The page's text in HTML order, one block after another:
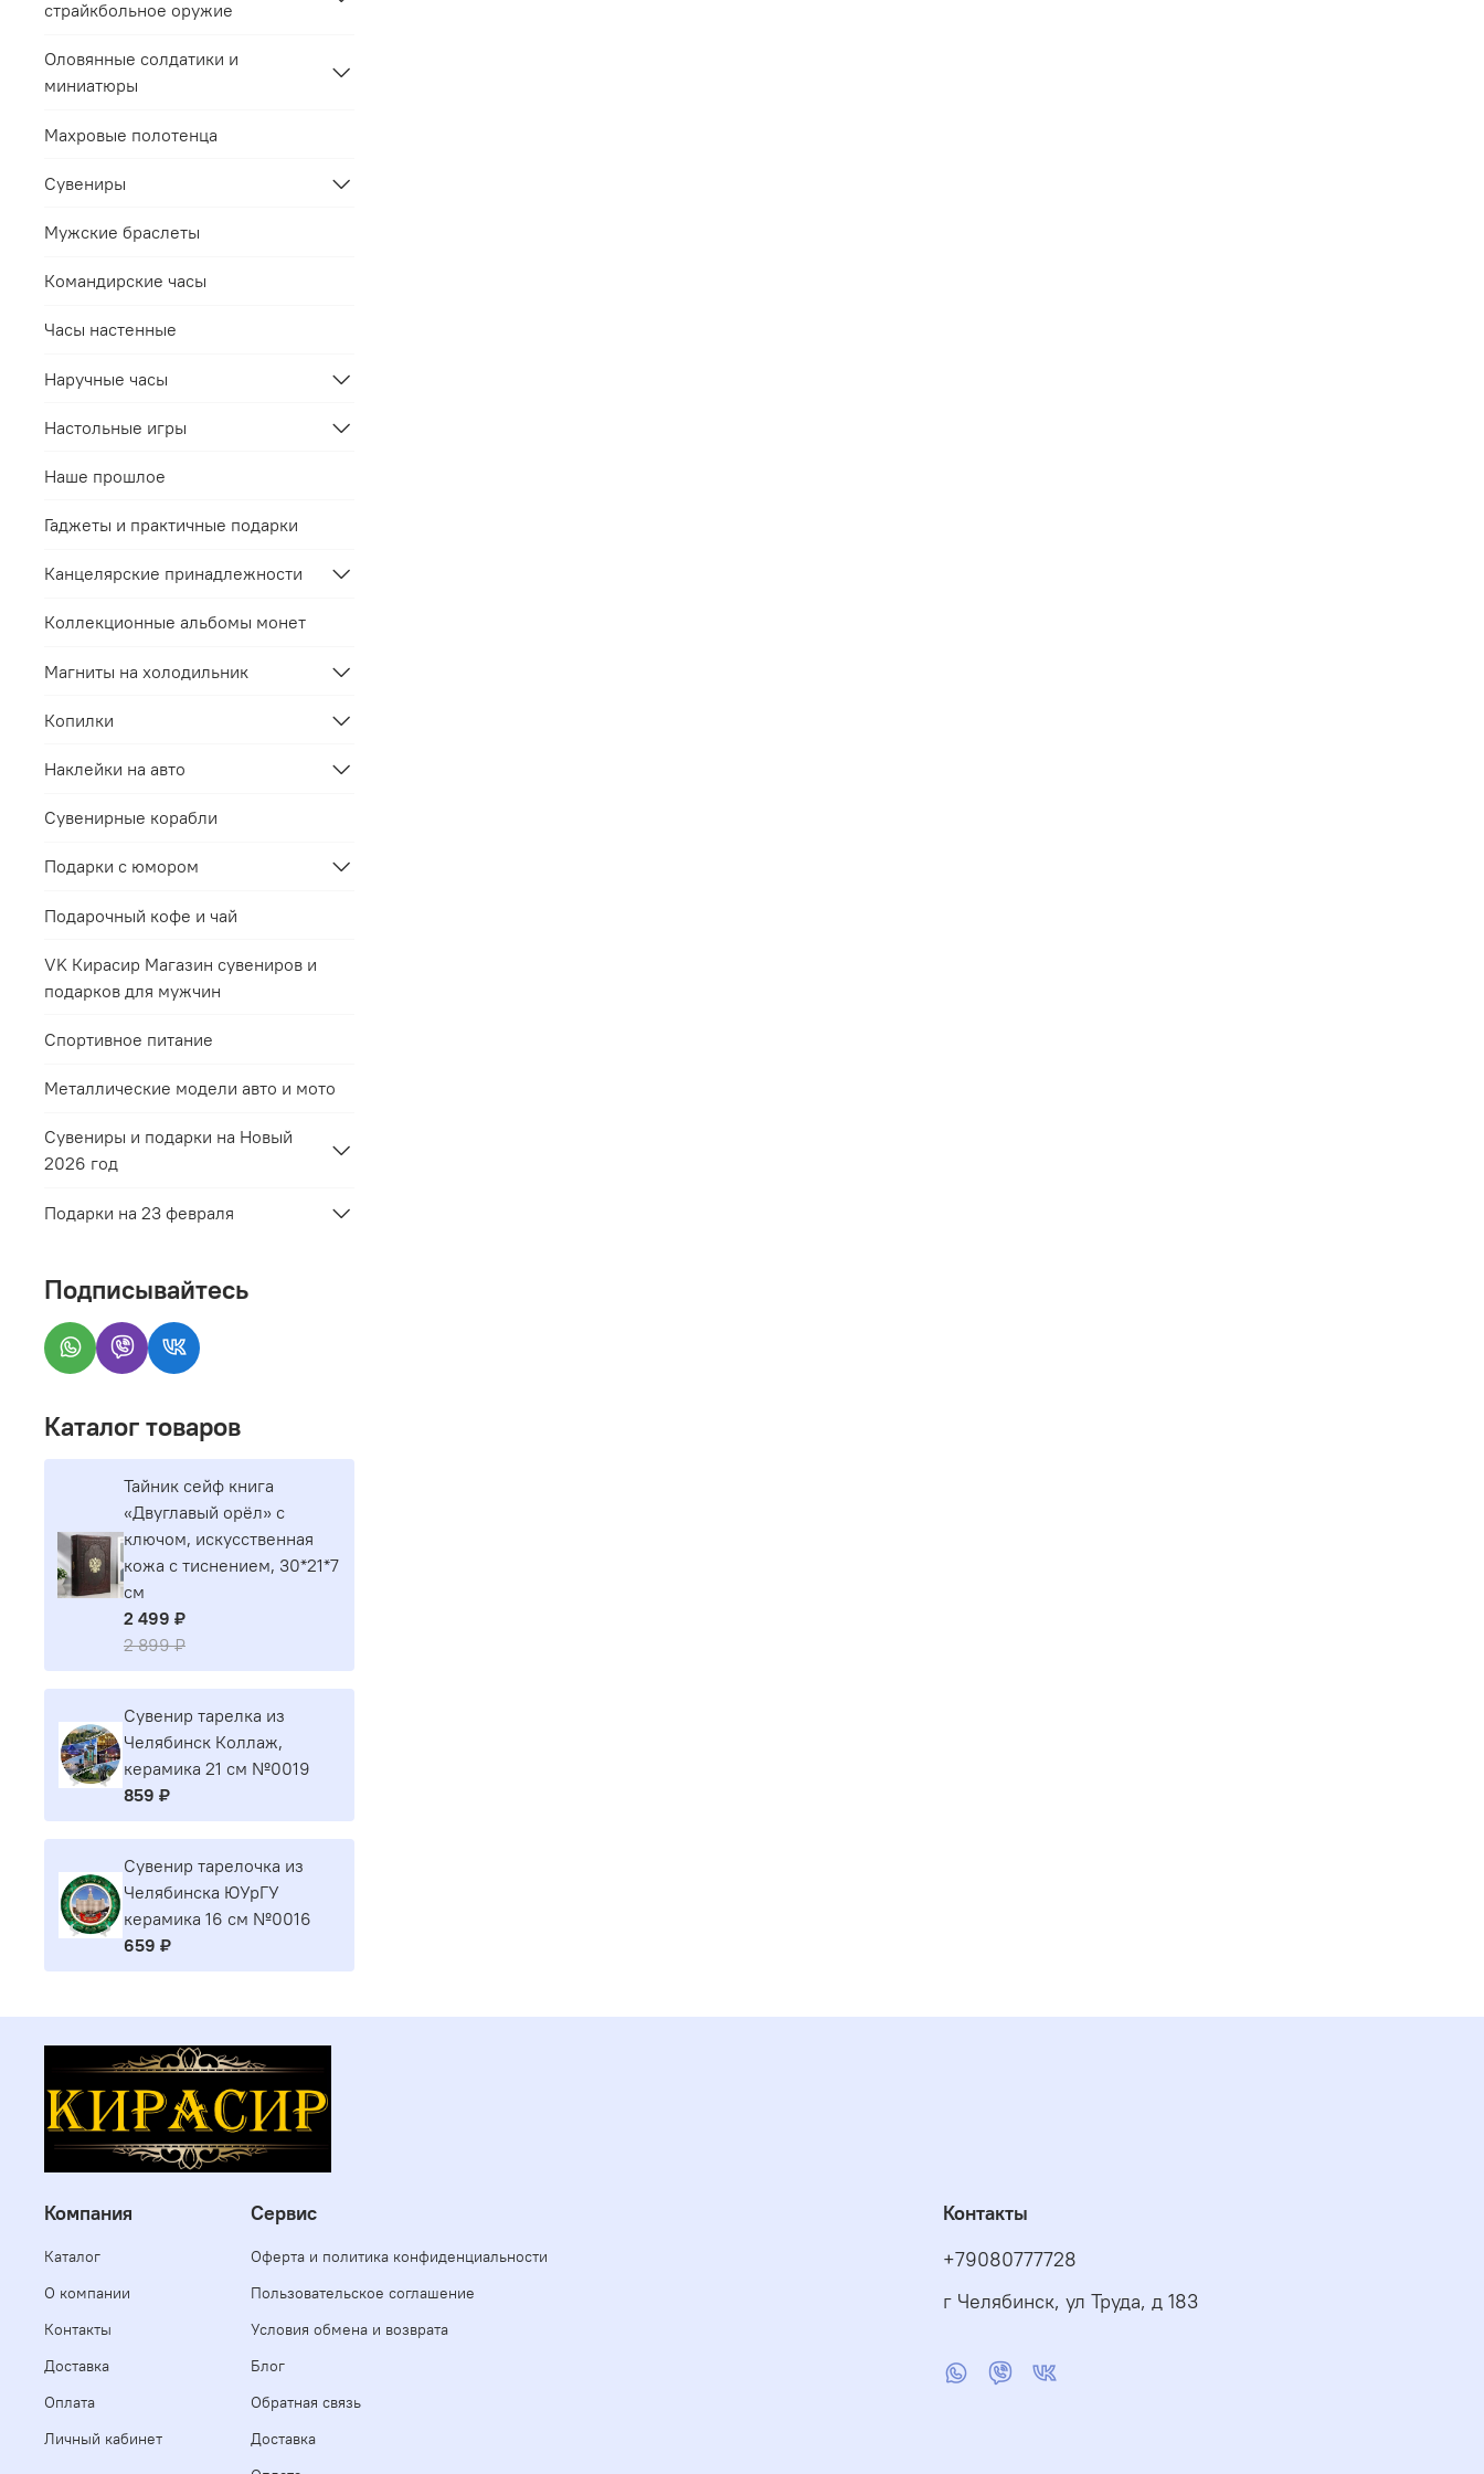
страйкбольное оружие
Оловянные солдатики и
миниатюры
Махровые полотенца
Сувениры
Мужские браслеты
Командирские часы
Часы настенные
Наручные часы
Настольные игры
Наше прошлое
Гаджеты и практичные подарки
Канцелярские принадлежности
Коллекционные альбомы монет
Магниты на холодильник
Копилки
Наклейки на авто
Сувенирные корабли
Подарки с юмором
Подарочный кофе и чай
VK Кирасир Магазин сувениров и
подарков для мужчин
Спортивное питание
Металлические модели авто и мото
Сувениры и подарки на Новый
2026 год
Подарки на 23 февраля
Подписывайтесь
Каталог товаров
Тайник сейф книга
«Двуглавый орёл» с
ключом, искусственная
кожа с тиснением, 30*21*7
см
2 499 ₽
2 899 ₽
Сувенир тарелка из
Челябинск Коллаж,
керамика 21 см №0019
859 ₽
Сувенир тарелочка из
Челябинска ЮУрГУ
керамика 16 см №0016
659 ₽
Компания
Каталог
О компании
Контакты
Доставка
Оплата
Личный кабинет
Сервис
Оферта и политика конфиденциальности
Пользовательское соглашение
Условия обмена и возврата
Блог
Обратная связь
Доставка
Контакты
+79080777728
г Челябинск, ул Труда, д 183